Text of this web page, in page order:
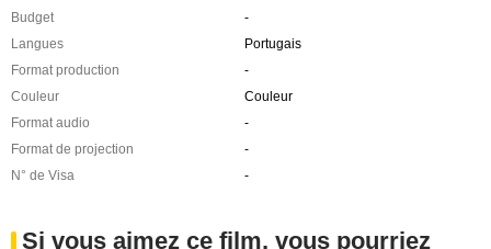
Budget
-
Langues
Portugais
Format production
-
Couleur
Couleur
Format audio
-
Format de projection
-
N° de Visa
-
Si vous aimez ce film, vous pourriez